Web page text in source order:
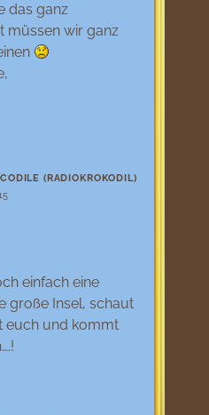
das ganz
müssen wir ganz
(RADIOKROKODIL)
einfach eine
große Insel, schaut
euch und kommt